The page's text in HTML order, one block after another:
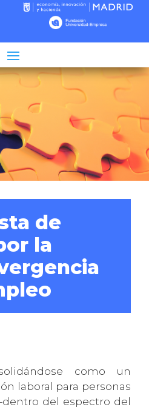
de
la
como un
laboral para personas
del espectro del